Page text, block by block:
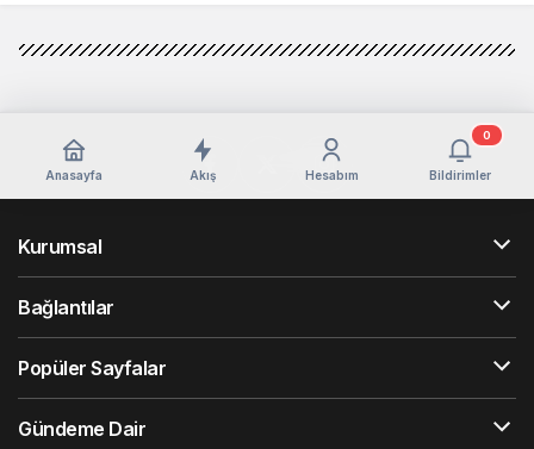
Anasayfa Akış Hesabım Bildirimler
0
Kurumsal
Bağlantılar
Popüler Sayfalar
Gündeme Dair